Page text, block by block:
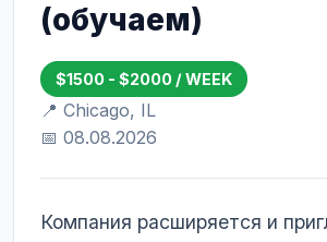
(обучаем)
$1500 - $2000 / WEEK
📍 Chicago, IL
📅 08.08.2026
Компания расширяется и